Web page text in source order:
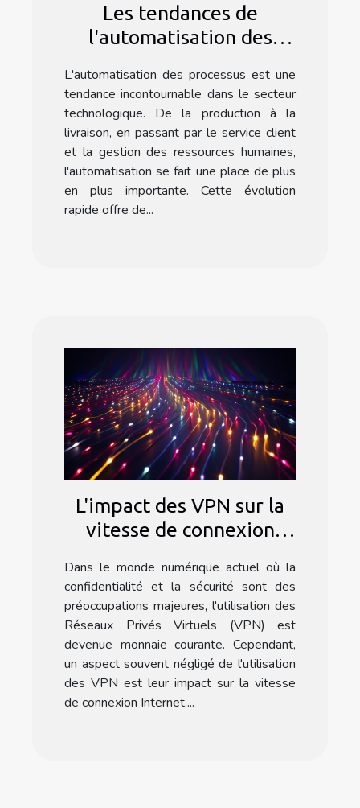
Les tendances de
l'automatisation des
technologique avec
Formation Make
L'automatisation des processus est une
tendance incontournable dans le secteur
technologique. De la production à la
livraison, en passant par le service client
et la gestion des ressources humaines,
l'automatisation se fait une place de plus
en plus importante. Cette évolution
rapide offre de...
L'impact des VPN sur la
vitesse de connexion
Dans le monde numérique actuel où la
confidentialité et la sécurité sont des
préoccupations majeures, l'utilisation des
Réseaux Privés Virtuels (VPN) est
devenue monnaie courante. Cependant,
un aspect souvent négligé de l'utilisation
des VPN est leur impact sur la vitesse
de connexion Internet....